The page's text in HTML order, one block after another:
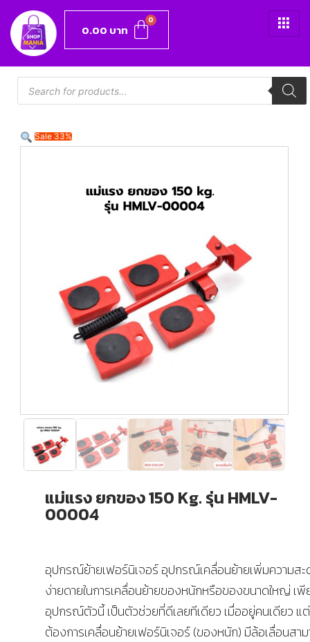
0.00 บาท
Sale 33%
แม่แรง ยกของ 150 Kg. รุ่น HMLV-
00004
อุปกรณ์ย้ายเฟอร์นิเจอร์ อุปกรณ์เคลื่อนย้ายเพิ่มความสะ
ง่ายดายในการเคลื่อนย้ายของหนักหรือของขนาดใหญ่ เ
อุปกรณ์ตัวนี้ เป็นตัวช่วยที่ดีเลยทีเดียว เมื่ออยู่คนเดียว แต่
ต้องการเคลื่อนย้ายเฟอร์นิเจอร์ (ของหนัก) มีล้อเลื่อนสา